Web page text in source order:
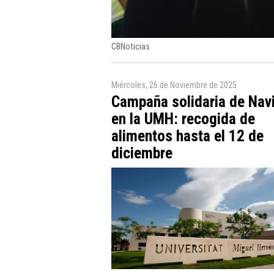
CBNoticias
Miércoles, 26 de Noviembre de 2025
Campaña solidaria de
en la UMH: recogida de
alimentos hasta el 12 de
diciembre